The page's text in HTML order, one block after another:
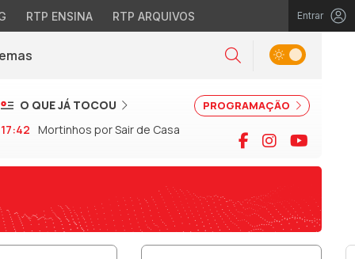
RTP ENSINA RTP ARQUIVOS Entrar
Pesquisar
Alternar tema
PROGRAMAÇÃO
O QUE JÁ TOCOU
17:42 Mortinhos por Sair de Casa Facebook
Instagram